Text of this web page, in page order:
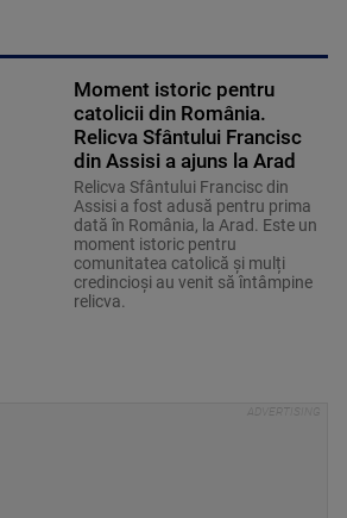
Moment istoric pentru
catolicii din România.
Relicva Sfântului Francisc
din Assisi a ajuns la Arad
Relicva Sfântului Francisc din
Assisi a fost adusă pentru prima
dată în România, la Arad. Este un
moment istoric pentru
comunitatea catolică și mulți
credincioși au venit să întâmpine
relicva.